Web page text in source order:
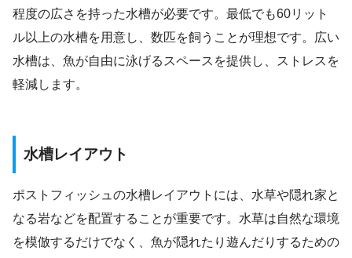
程度の広さを持った水槽が必要です。最低でも60リット
ル以上の水槽を用意し、数匹を飼うことが理想です。広い
水槽は、魚が自由に泳げるスペースを提供し、ストレスを
軽減します。
水槽レイアウト
ポストフィッシュの水槽レイアウトには、水草や隠れ家と
なる岩などを配置することが重要です。水草は自然な環境
を模倣するだけでなく、魚が隠れたり遊んだりするための